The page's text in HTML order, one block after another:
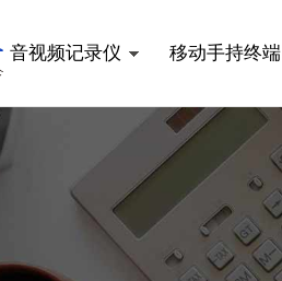
音视频记录仪 移动手持终端